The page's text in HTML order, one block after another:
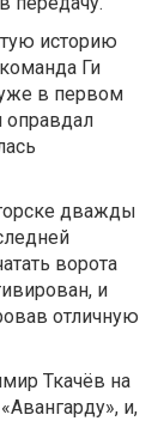
историю
Ги
в первом
оправдал
дважды
ворота
и
отличную
Ткачёв на
и,